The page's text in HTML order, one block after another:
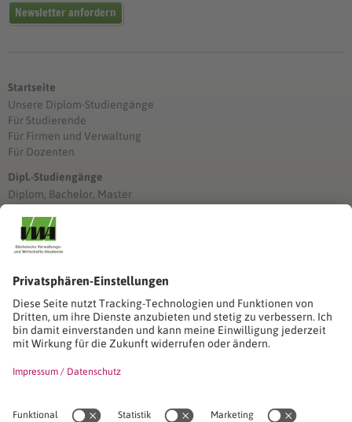
Newsletter anfordern
Startseite
Unsere Diplom-Studiengänge
Für Studierende
Für Firmen und Verwaltung
Für Dozenten
Dipl.-Studiengänge
Diplom, Bachelor, Master
Stimmen unserer Absolventinnen und Absolventen
Stimmen unserer Absolventinnen und Absolventen
Seminare
Seminardatenbank
Inhouseanfragen
Seminarreihen